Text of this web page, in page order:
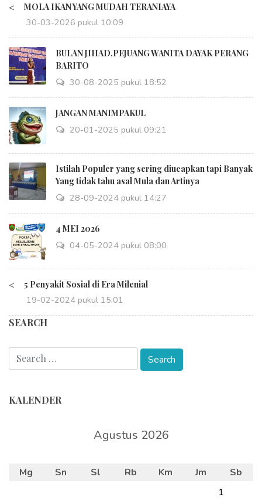
< MOLA IKAN YANG MUDAH TERANIAYA
30-03-2026 pukul 10:09
BULAN JIHAD,PEJUANG WANITA DAYAK PERANG
BARITO
30-08-2025 pukul 18:52
JANGAN MANIMPAKUL
20-01-2025 pukul 09:21
Istilah Populer yang sering diucapkan tapi Banyak
Yang tidak tahu asal Mula dan Artinya
28-09-2024 pukul 14:27
4 MEI 2026
04-05-2024 pukul 08:00
< 5 Penyakit Sosial di Era Milenial
19-02-2024 pukul 15:01
SEARCH
KALENDER
Agustus 2026
Mg Sn Sl Rb Km Jm
Sb
1